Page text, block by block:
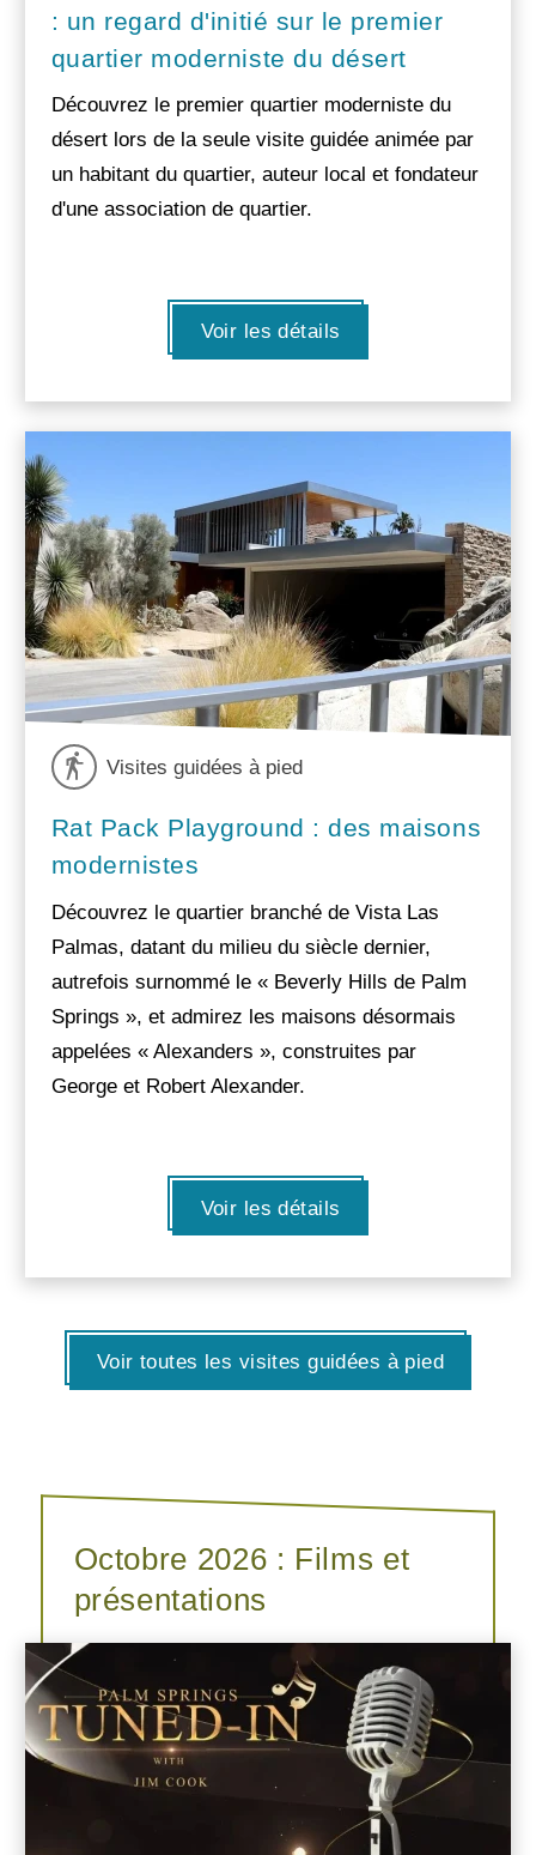
: un regard d'initié sur le premier
quartier moderniste du désert
Découvrez le premier quartier moderniste du
désert lors de la seule visite guidée animée par
un habitant du quartier, auteur local et fondateur
d'une association de quartier.
Voir les détails
Visites guidées à pied
Rat Pack Playground : des maisons
modernistes
Découvrez le quartier branché de Vista Las
Palmas, datant du milieu du siècle dernier,
autrefois surnommé le « Beverly Hills de Palm
Springs », et admirez les maisons désormais
appelées « Alexanders », construites par
George et Robert Alexander.
Voir les détails
Voir toutes les visites guidées à pied
Octobre 2026 : Films et
présentations